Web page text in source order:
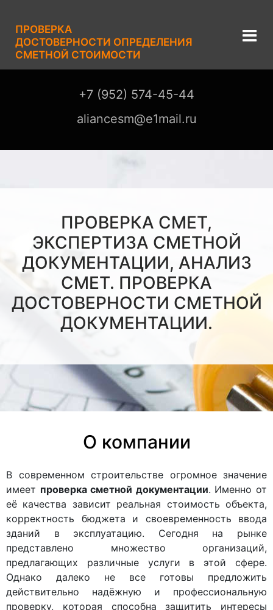
ПРОВЕРКА
ДОСТОВЕРНОСТИ ОПРЕДЕЛЕНИЯ
СМЕТНОЙ СТОИМОСТИ
+7 (952) 574-45-44
aliancesm@e1mail.ru
ПРОВЕРКА СМЕТ,
ЭКСПЕРТИЗА СМЕТНОЙ
ДОКУМЕНТАЦИИ, АНАЛИЗ
СМЕТ. ПРОВЕРКА
ДОСТОВЕРНОСТИ СМЕТНОЙ
ДОКУМЕНТАЦИИ.
О компании
В современном строительстве огромное значение
имеет проверка сметной документации. Именно от
её качества зависит реальная стоимость объекта,
корректность бюджета и своевременность ввода
зданий в эксплуатацию. Сегодня на рынке
представлено множество организаций,
предлагающих различные услуги в этой сфере.
Однако далеко не все готовы предложить
действительно надёжную и профессиональную
проверку, которая способна защитить интересы